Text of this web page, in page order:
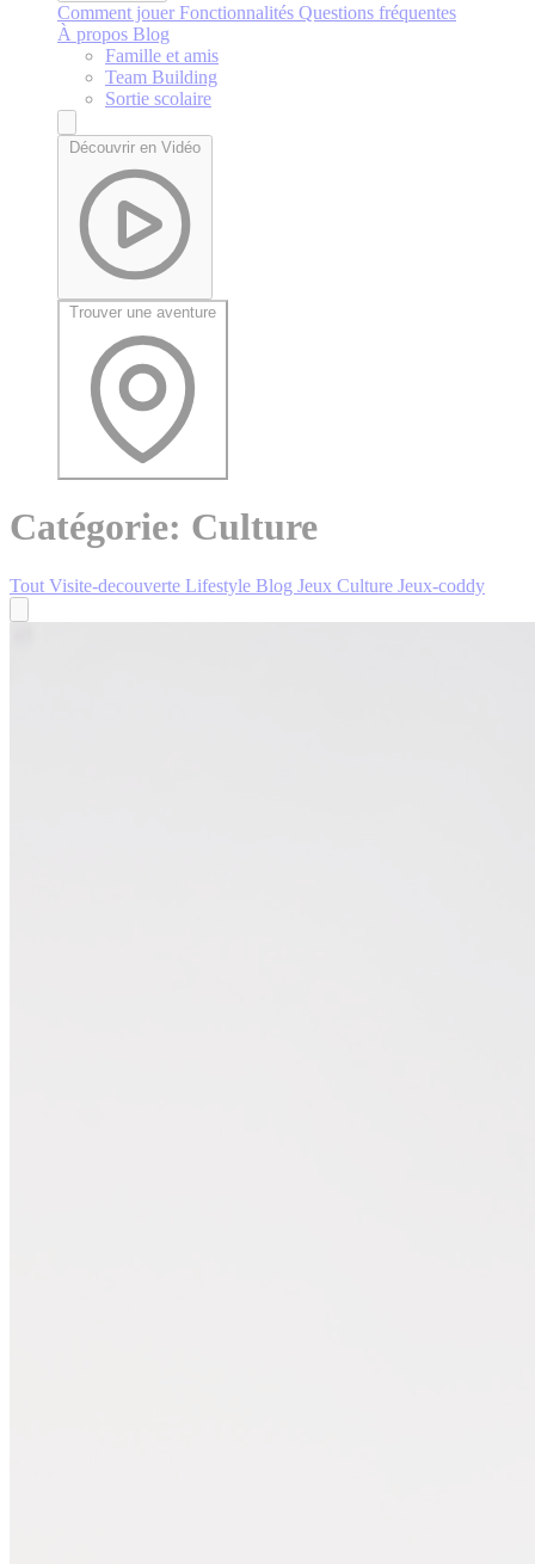
Comment jouer Fonctionnalités Questions fréquentes
À propos Blog
Famille et amis
Team Building
Sortie scolaire
Découvrir en Vidéo
Trouver une aventure
Catégorie: Culture
Tout Visite-decouverte Lifestyle Blog Jeux Culture Jeux-coddy